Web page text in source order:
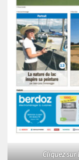
Cliquez